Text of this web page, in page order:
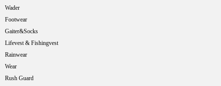
Wader
Footwear
Gaiter&Socks
Lifevest & Fishingvest
Rainwear
Wear
Rush Guard